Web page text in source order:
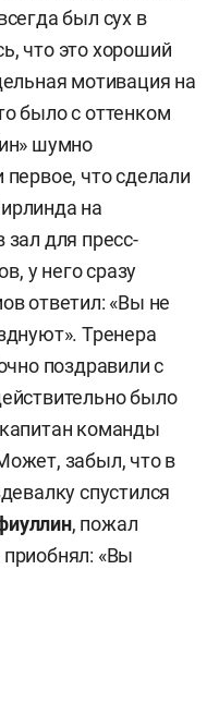
был сух в
что это хороший
мотивация на
было с оттенком
шумно
что сделали
на
зал для пресс-
у него сразу
ответил: «Вы не
Тренера
поздравили с
было
команды
забыл, что в
спустился
, пожал
«Вы